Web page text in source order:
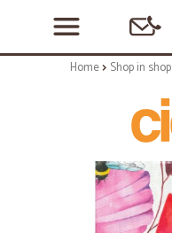
Home Shop in shop